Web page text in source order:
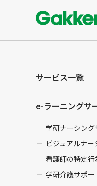
サービス一覧
e-ラーニングサ
学研ナーシング
ビジュアルナ
看護師の特定
学研介護サポー